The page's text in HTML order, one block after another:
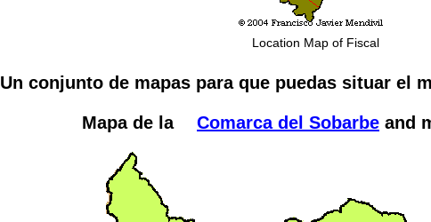
Location Map of Fiscal
Un conjunto de mapas para que puedas situar el
Mapa de la Comarca del Sobarbe and